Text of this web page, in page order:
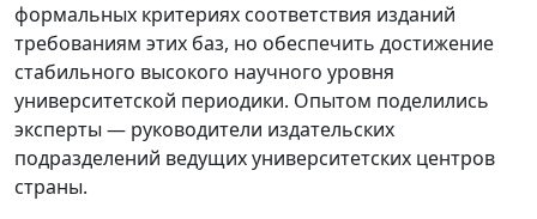
формальных критериях соответствия изданий
требованиям этих баз, но обеспечить достижение
стабильного высокого научного уровня
университетской периодики. Опытом поделились
эксперты — руководители издательских
подразделений ведущих университетских центров
страны.